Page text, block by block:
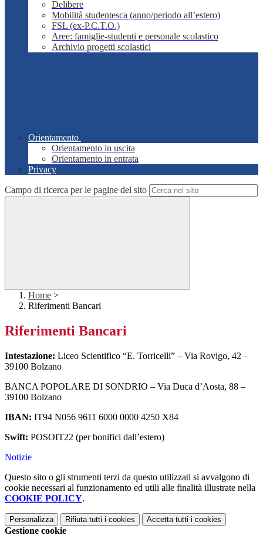
Delibere
Mobilità studentesca (anno/periodo all’estero)
FSL (ex-P.C.T.O.)
Aree: famiglie-studenti e personale scolastico
Archivio progetti scolastici
Orientamento
Orientamento in uscita
Orientamento in entrata
Privacy
Campo di ricerca per le pagine del sito
Home >
Riferimenti Bancari
Riferimenti Bancari
Intestazione: Liceo Scientifico “E. Torricelli” – Via Rovigo, 42 –
39100 Bolzano
BANCA POPOLARE DI SONDRIO – Via Duca d’Aosta, 88 –
39100 Bolzano
IBAN: IT94 N056 9611 6000 0000 4250 X84
Swift: POSOIT22 (per bonifici dall’estero)
Notizie
Questo sito o gli strumenti terzi da questo utilizzati si avvalgono di
cookie necessari al funzionamento ed utili alle finalità illustrate nella
COOKIE POLICY.
Personalizza Rifiuta tutti i cookies Accetta tutti i cookies
Gestione cookie